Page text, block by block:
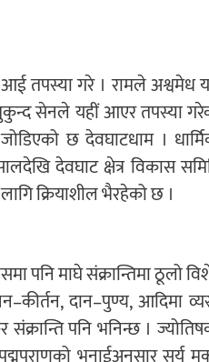
तपस्या गरे । रामले अश्वमेध
सेनले यहीं आएर तपस्या
छ देवघाटधाम ।
देवघाट क्षेत्र विकास
क्रियाशील भैरहेको छ ।
पनि माघे संक्रान्तिमा ठूलो
दान–पुण्य, आदिमा
पनि भनिन्छ ।